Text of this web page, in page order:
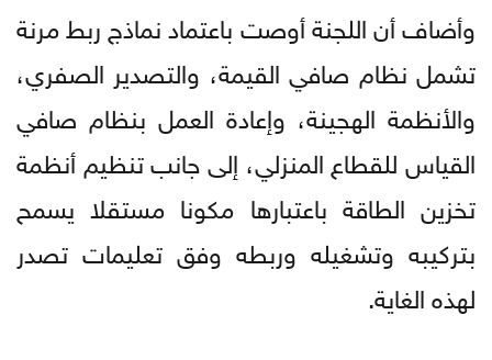
وأضاف أن اللجنة أوصت باعتماد نماذج ربط مرنة
تشمل نظام صافي القيمة، والتصدير الصفري،
والأنظمة الهجينة، وإعادة العمل بنظام صافي
القياس للقطاع المنزلي، إلى جانب تنظيم أنظمة
تخزين الطاقة باعتبارها مكونا مستقلا يسمح
بتركيبه وتشغيله وربطه وفق تعليمات تصدر
لهذه الغاية.